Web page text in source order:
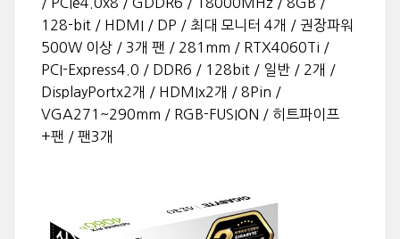
128-bit / HDMI / DP / 최대 모니터 4개 / 권장파워
500W 이상 / 3개 팬 / 281mm / RTX4060Ti /
PCI-Express4.0 / DDR6 / 128bit / 일반 / 2개 /
DisplayPortx2개 / HDMIx2개 / 8Pin /
VGA271~290mm / RGB-FUSION / 히트파이프
+팬 / 팬3개